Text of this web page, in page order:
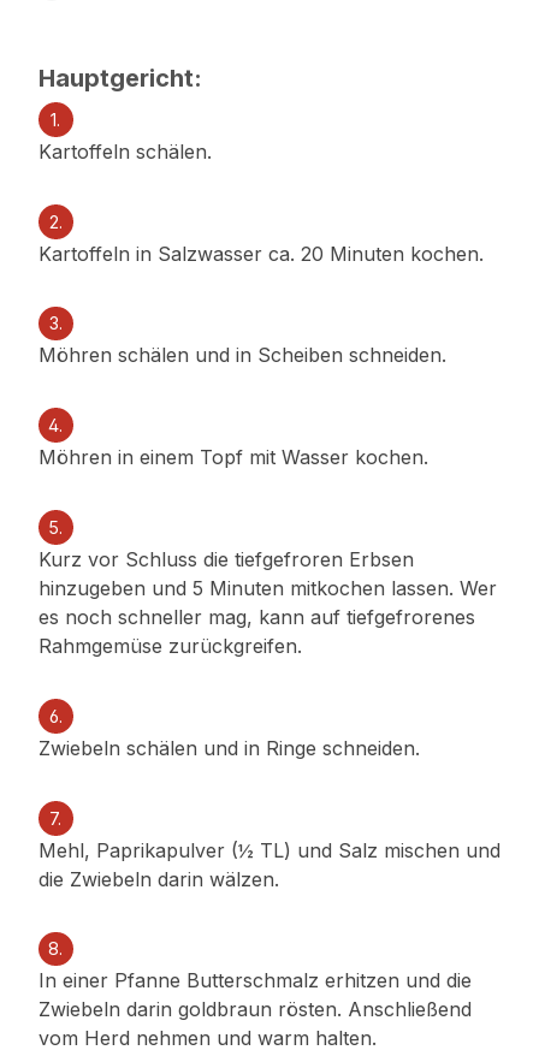
Hauptgericht:
1.
Kartoffeln schälen.
2.
Kartoffeln in Salzwasser ca. 20 Minuten kochen.
3.
Möhren schälen und in Scheiben schneiden.
4.
Möhren in einem Topf mit Wasser kochen.
5.
Kurz vor Schluss die tiefgefroren Erbsen
hinzugeben und 5 Minuten mitkochen lassen. Wer
es noch schneller mag, kann auf tiefgefrorenes
Rahmgemüse zurückgreifen.
6.
Zwiebeln schälen und in Ringe schneiden.
7.
Mehl, Paprikapulver (½ TL) und Salz mischen und
die Zwiebeln darin wälzen.
8.
In einer Pfanne Butterschmalz erhitzen und die
Zwiebeln darin goldbraun rösten. Anschließend
vom Herd nehmen und warm halten.